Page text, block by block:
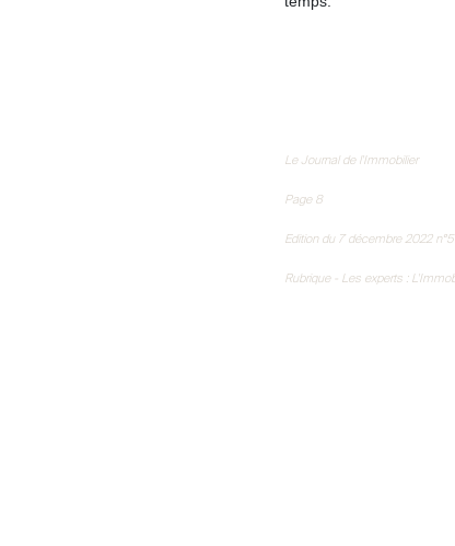
Le Journal de l'Immobilier
Page 8
Edition du 7 décembre 2022
Rubrique - Les experts :